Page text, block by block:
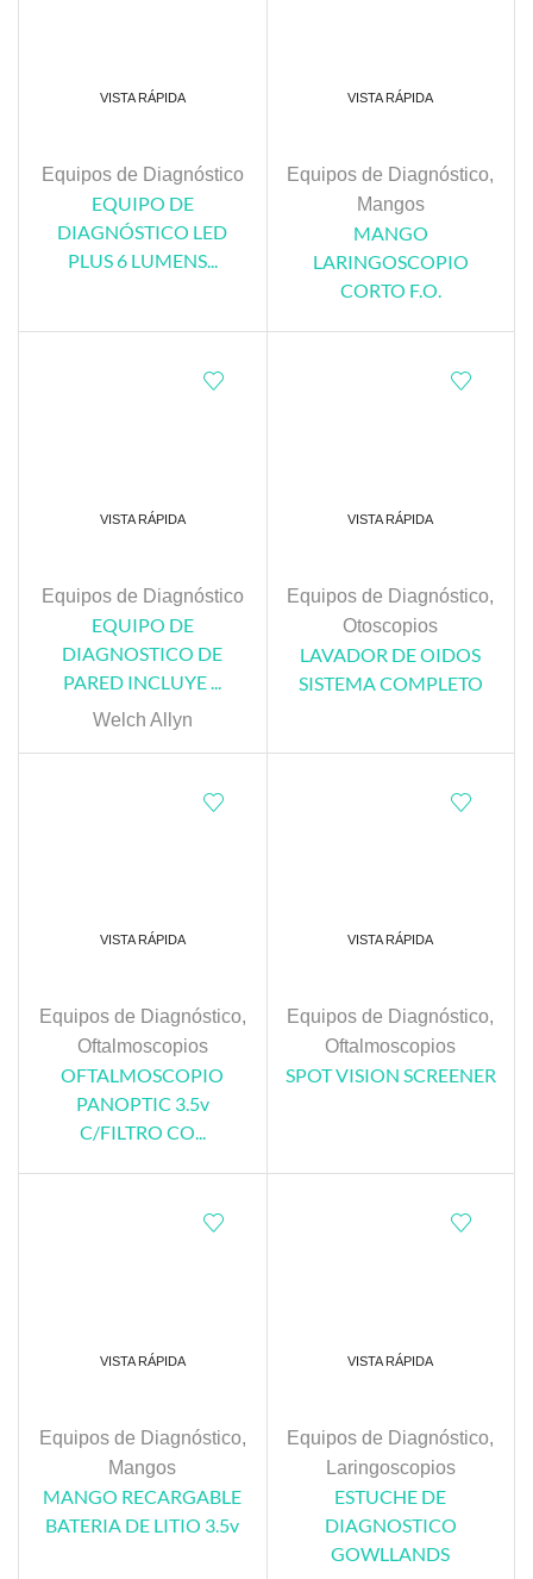
VISTA RÁPIDA
Equipos de Diagnóstico
EQUIPO DE
DIAGNÓSTICO LED
PLUS 6 LUMENS...
VISTA RÁPIDA
Equipos de Diagnóstico,
Mangos
MANGO
LARINGOSCOPIO
CORTO F.O.
VISTA RÁPIDA
Equipos de Diagnóstico
EQUIPO DE
DIAGNOSTICO DE
PARED INCLUYE ...
Welch Allyn
VISTA RÁPIDA
Equipos de Diagnóstico,
Otoscopios
LAVADOR DE OIDOS
SISTEMA COMPLETO
VISTA RÁPIDA
Equipos de Diagnóstico,
Oftalmoscopios
OFTALMOSCOPIO
PANOPTIC 3.5v
C/FILTRO CO...
VISTA RÁPIDA
Equipos de Diagnóstico,
Oftalmoscopios
SPOT VISION SCREENER
VISTA RÁPIDA
Equipos de Diagnóstico,
Mangos
MANGO RECARGABLE
BATERIA DE LITIO 3.5v
VISTA RÁPIDA
Equipos de Diagnóstico,
Laringoscopios
ESTUCHE DE
DIAGNOSTICO
GOWLLANDS